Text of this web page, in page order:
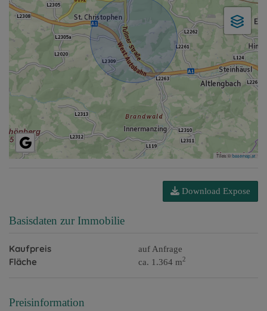
Tiles ©basemap.at
Download Expose
Basisdaten zur Immobilie
Kaufpreis auf Anfrage
Fläche ca. 1.364 m2
Preisinformation